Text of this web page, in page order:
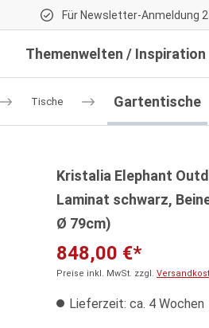
Für Newsletter-Anmeldung
Themenwelten / Inspiration
Tische Gartentische
Kristalia Elephant
Laminat schwarz,
Ø 79cm)
848,00 €*
Preise inkl. MwSt. zzgl.
Lieferzeit: ca. 4 Wochen